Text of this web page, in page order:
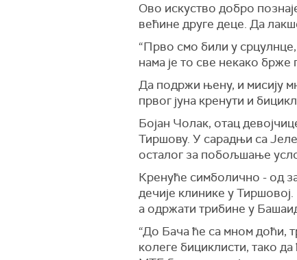
Ово искуство добро
већине друге деце. Да
“Прво смо били у
нама је то све некако
Да подржи њену, и мисију
првог јуна кренути и
Бојан Чолак, отац
Тиршову. У сарадњи са
осталог за побољшање
Кренуће симболично - од
дечије клинике у
а одржати трибине у
“До Бача ће са мном доћи,
колеге бициклисти, тако